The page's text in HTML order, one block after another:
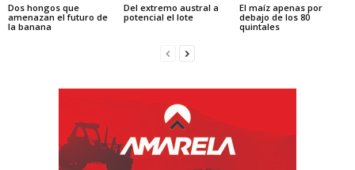
Dos hongos que
amenazan el futuro de
la banana
Del extremo austral a
potencial el lote
El maíz apenas por
debajo de los 80
quintales